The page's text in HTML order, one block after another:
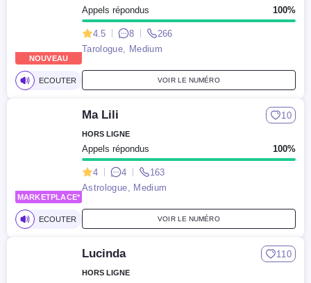
NOUVEAU
Appels répondus 100%
4.5 8
266
Tarologue, Medium
ECOUTER VOIR LE NUMÉRO
NOUVEAU
MARKETPLACE*
Ma Lili 10
HORS LIGNE
Appels répondus 100%
4 4
163
Astrologue, Medium
ECOUTER VOIR LE NUMÉRO
Lucinda 110
HORS LIGNE